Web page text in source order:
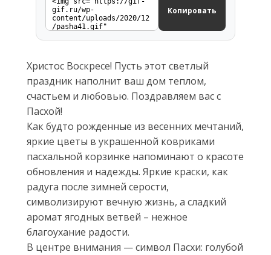
Копировать
Христос Воскресе! Пусть этот светлый
праздник наполнит ваш дом теплом,
счастьем и любовью. Поздравляем вас с
Пасхой!
Как будто рожденные из весенних мечтаний,
яркие цветы в украшенной ковриками
пасхальной корзинке напоминают о красоте
обновления и надежды. Яркие краски, как
радуга после зимней серости,
символизируют вечную жизнь, а сладкий
аромат ягодных ветвей – нежное
благоухание радости.
В центре внимания — символ Пасхи: голубой